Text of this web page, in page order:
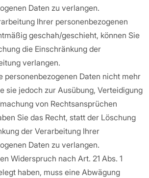
Daten zu verlangen.
Ihrer personenbezogenen
geschah/geschieht, können Sie
die Einschränkung der
verlangen.
personenbezogenen Daten nicht mehr
sie jedoch zur Ausübung, Verteidigung
von Rechtsansprüchen
Sie das Recht, statt der Löschung
der Verarbeitung Ihrer
Daten zu verlangen.
Widerspruch nach Art. 21 Abs. 1
haben, muss eine Abwägung